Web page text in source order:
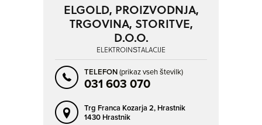
ELGOLD, PROIZVODNJA,
TRGOVINA, STORITVE,
D.O.O.
ELEKTROINŠTALACIJE
TELEFON(prikaz vseh številk)
031 603 070
Trg Franca Kozarja 2, Hrastnik
1430 Hrastnik